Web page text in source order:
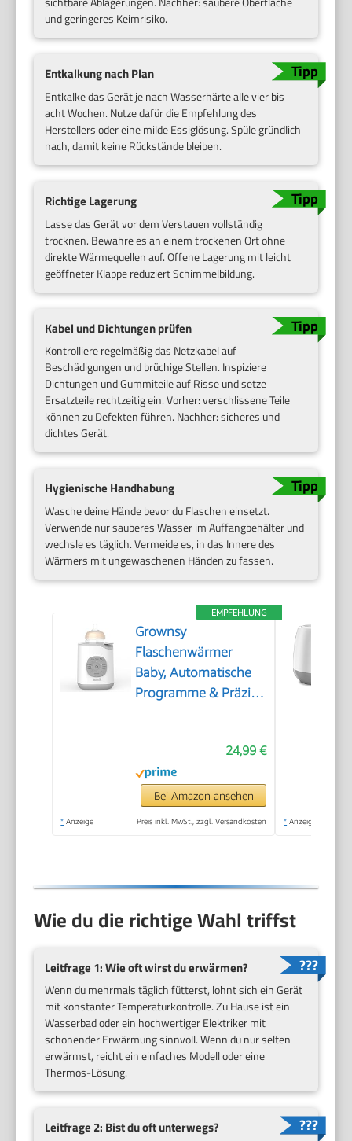
und geringeres Keimrisiko.
Entkalkung nach Plan
Entkalke das Gerät je nach Wasserhärte alle vier bis
acht Wochen. Nutze dafür die Empfehlung des
Herstellers oder eine milde Essiglösung. Spüle gründlich
nach, damit keine Rückstände bleiben.
Richtige Lagerung
Lasse das Gerät vor dem Verstauen vollständig
trocknen. Bewahre es an einem trockenen Ort ohne
direkte Wärmequellen auf. Offene Lagerung mit leicht
geöffneter Klappe reduziert Schimmelbildung.
Kabel und Dichtungen prüfen
Kontrolliere regelmäßig das Netzkabel auf
Beschädigungen und brüchige Stellen. Inspiziere
Dichtungen und Gummiteile auf Risse und setze
Ersatzteile rechtzeitig ein. Vorher: verschlissene Teile
können zu Defekten führen. Nachher: sicheres und
dichtes Gerät.
Hygienische Handhabung
Wasche deine Hände bevor du Flaschen einsetzt.
Verwende nur sauberes Wasser im Auffangbehälter und
wechsle es täglich. Vermeide es, in das Innere des
Wärmers mit ungewaschenen Händen zu fassen.
EMPFEHLUNG
Grownsy
Flaschenwärmer
Baby, Automatische
Programme & Präzise
24,99 €
Bei Amazon ansehen
* Anzeige Preis inkl. MwSt., zzgl. Versandkosten * Anzeige
Wie du die richtige Wahl triffst
Leitfrage 1: Wie oft wirst du erwärmen?
Wenn du mehrmals täglich fütterst, lohnt sich ein Gerät
mit konstanter Temperaturkontrolle. Zu Hause ist ein
Wasserbad oder ein hochwertiger Elektriker mit
schonender Erwärmung sinnvoll. Wenn du nur selten
erwärmst, reicht ein einfaches Modell oder eine
Thermos-Lösung.
Leitfrage 2: Bist du oft unterwegs?